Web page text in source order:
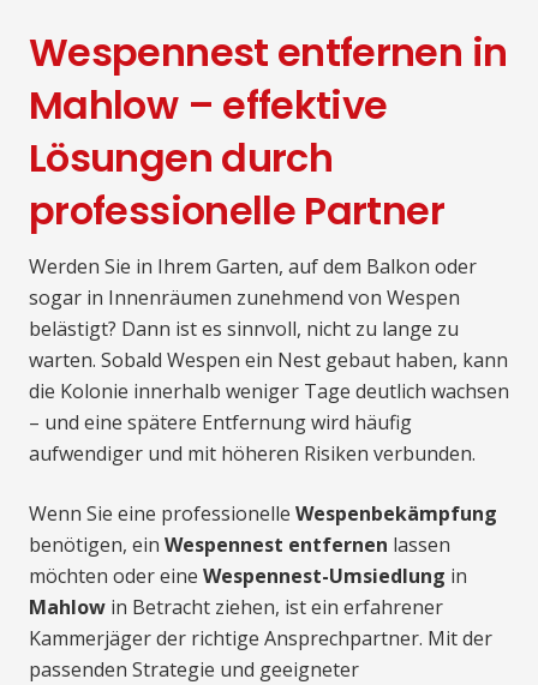
Wespennest entfernen in
Mahlow – effektive
Lösungen durch
professionelle Partner
Werden Sie in Ihrem Garten, auf dem Balkon oder
sogar in Innenräumen zunehmend von Wespen
belästigt? Dann ist es sinnvoll, nicht zu lange zu
warten. Sobald Wespen ein Nest gebaut haben, kann
die Kolonie innerhalb weniger Tage deutlich wachsen
– und eine spätere Entfernung wird häufig
aufwendiger und mit höheren Risiken verbunden.
Wenn Sie eine professionelle Wespenbekämpfung
benötigen, ein Wespennest entfernen lassen
möchten oder eine Wespennest-Umsiedlung in
Mahlow in Betracht ziehen, ist ein erfahrener
Kammerjäger der richtige Ansprechpartner. Mit der
passenden Strategie und geeigneter